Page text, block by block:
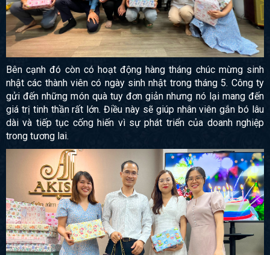
Bên cạnh đó còn có hoạt động hàng tháng chúc mừng sinh
nhật các thành viên có ngày sinh nhật trong tháng 5. Công ty
gửi đến những món quà tuy đơn giản nhưng nó lại mang đến
giá trị tinh thần rất lớn. Điều này sẽ giúp nhân viên gắn bó lâu
dài và tiếp tục cống hiến vì sự phát triển của doanh nghiệp
trong tương lai.